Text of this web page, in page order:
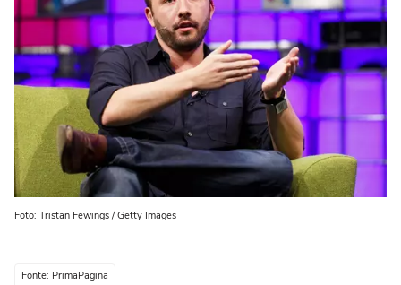
Foto: Tristan Fewings / Getty Images
Fonte: PrimaPagina